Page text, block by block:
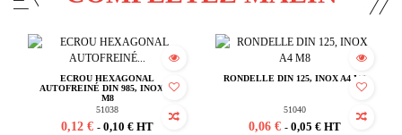
ECROU HEXAGONAL
AUTOFREINÉ DIN 985, INOX A4
M8
51038
0,12 € - 0,10 € HT
RONDELLE DIN 125, INOX A4 M8
51040
0,06 € - 0,05 € HT